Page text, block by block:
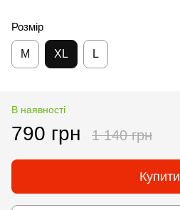
Розмір
M XL L
В наявності
790 грн 1 140 грн
Купити